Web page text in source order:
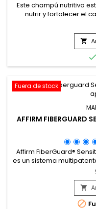
Este champú nutritivo
nutrir y fortalecer el
potentes ingredientes
contiene ceramida NP y
sus propiedades
Enriquecido con


Fuera de stock
AFFIRM FIBERGUARD
Affirm FiberGuard®
es un sistema
hasta un 40% más de
con los relajantes
exclusivo Fiber
refuerza la

